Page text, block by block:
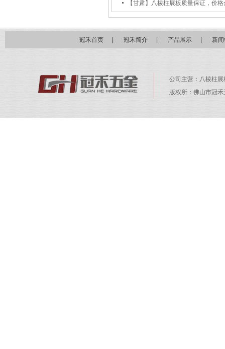
【甘肃】八棱柱展板质量保证，价
冠禾首页 冠禾简介 产品展示 新
公司主营： 八棱柱展
版权所：佛山市冠